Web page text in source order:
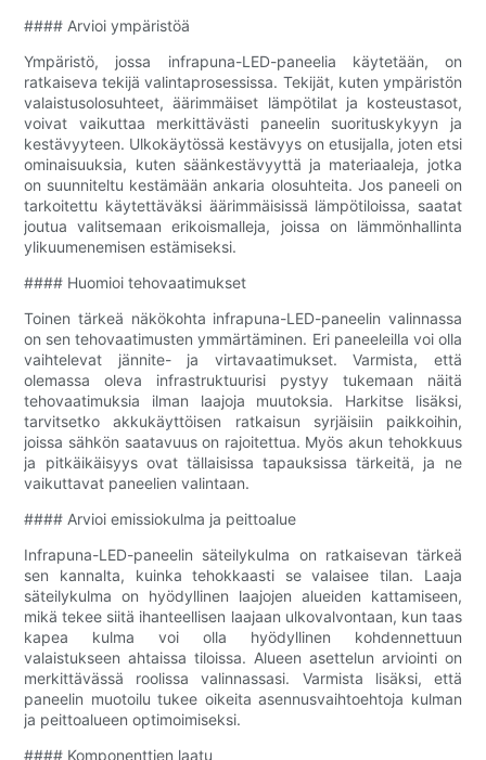
#### Arvioi ympäristöä
Ympäristö, jossa infrapuna-LED-paneelia käytetään, on
ratkaiseva tekijä valintaprosessissa. Tekijät, kuten ympäristön
valaistusolosuhteet, äärimmäiset lämpötilat ja kosteustasot,
voivat vaikuttaa merkittävästi paneelin suorituskykyyn ja
kestävyyteen. Ulkokäytössä kestävyys on etusijalla, joten etsi
ominaisuuksia, kuten säänkestävyyttä ja materiaaleja, jotka
on suunniteltu kestämään ankaria olosuhteita. Jos paneeli on
tarkoitettu käytettäväksi äärimmäisissä lämpötiloissa, saatat
joutua valitsemaan erikoismalleja, joissa on lämmönhallinta
ylikuumenemisen estämiseksi.
#### Huomioi tehovaatimukset
Toinen tärkeä näkökohta infrapuna-LED-paneelin valinnassa
on sen tehovaatimusten ymmärtäminen. Eri paneeleilla voi olla
vaihtelevat jännite- ja virtavaatimukset. Varmista, että
olemassa oleva infrastruktuurisi pystyy tukemaan näitä
tehovaatimuksia ilman laajoja muutoksia. Harkitse lisäksi,
tarvitsetko akkukäyttöisen ratkaisun syrjäisiin paikkoihin,
joissa sähkön saatavuus on rajoitettua. Myös akun tehokkuus
ja pitkäikäisyys ovat tällaisissa tapauksissa tärkeitä, ja ne
vaikuttavat paneelien valintaan.
#### Arvioi emissiokulma ja peittoalue
Infrapuna-LED-paneelin säteilykulma on ratkaisevan tärkeä
sen kannalta, kuinka tehokkaasti se valaisee tilan. Laaja
säteilykulma on hyödyllinen laajojen alueiden kattamiseen,
mikä tekee siitä ihanteellisen laajaan ulkovalvontaan, kun taas
kapea kulma voi olla hyödyllinen kohdennettuun
valaistukseen ahtaissa tiloissa. Alueen asettelun arviointi on
merkittävässä roolissa valinnassasi. Varmista lisäksi, että
paneelin muotoilu tukee oikeita asennusvaihtoehtoja kulman
ja peittoalueen optimoimiseksi.
#### Komponenttien laatu